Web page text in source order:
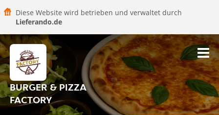
Diese Website wird betrieben und verwaltet durch
Lieferando.de
BURGER & PIZZA
FACTORY